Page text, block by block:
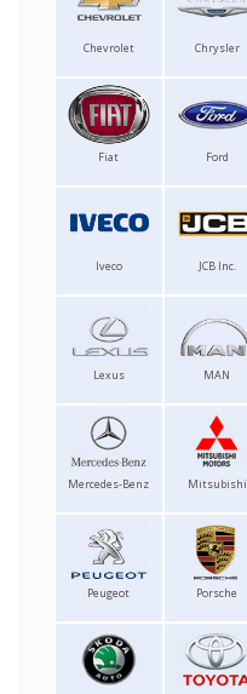
Chevrolet Chrysler
Fiat Ford
Iveco JCB Inc.
Lexus MAN
Mercedes-Benz Mitsubishi
Peugeot Porsche